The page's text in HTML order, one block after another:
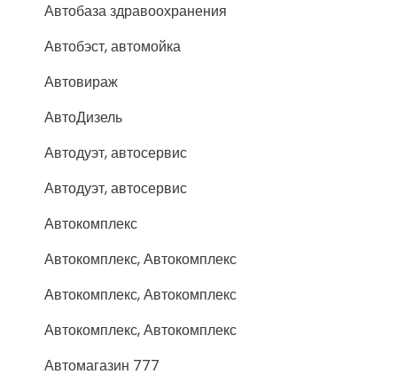
Автобаза здравоохранения
Автобэст, автомойка
Автовираж
АвтоДизель
Автодуэт, автосервис
Автодуэт, автосервис
Автокомплекс
Автокомплекс, Автокомплекс
Автокомплекс, Автокомплекс
Автокомплекс, Автокомплекс
Автомагазин 777